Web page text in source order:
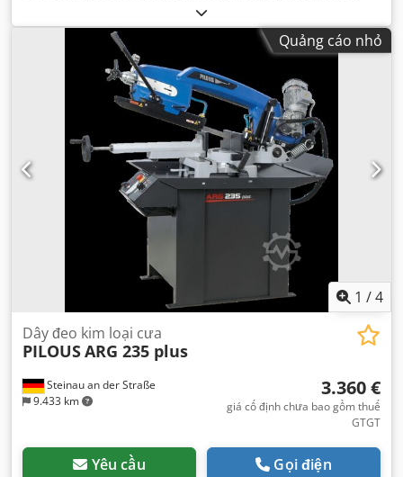
Quảng cáo nhỏ
1 /4
Steinau an der Straße
9.433 km
Dây đeo kim loại cưa
PILOUSARG 235 plus
3.360 €
giá cố định chưa bao gồm thuế
GTGT
Yêu cầu Gọi điện